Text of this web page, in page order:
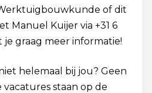
of dit
Manuel Kuijer via +31 6
je graag meer informatie!
helemaal bij jou? Geen
staan op de